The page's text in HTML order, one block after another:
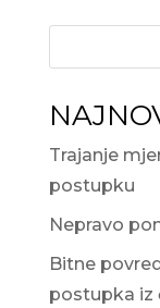
Trajanje
postupku
Nepravo
Bitne
postupka iz